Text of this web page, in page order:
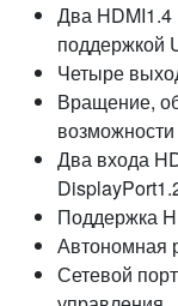
Два HDMI1.4
поддержкой
Четыре
Вращение,
Два входа
Поддержка
Автономная
Сетевой